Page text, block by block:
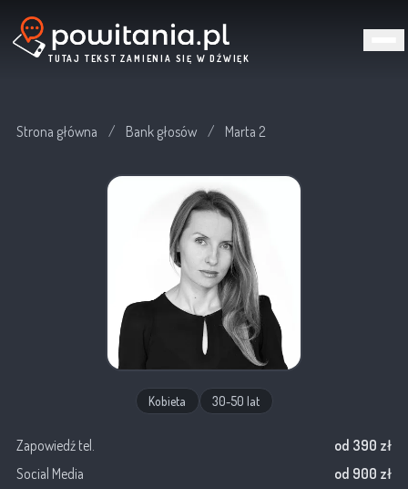
TUTAJ TEKST ZAMIENIA SIĘ W DŹWIĘK
Strona główna / Bank głosów / Marta 2
Kobieta 30-50 lat
Zapowiedź tel.
od 390 zł
Social Media
od 900 zł